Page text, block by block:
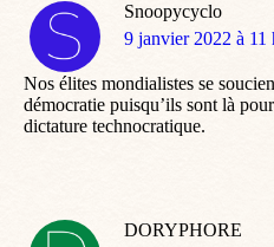
Snoopycyclo
dit
9 janvier 2022 à 11
Nos élites mondialistes se
démocratie puisqu’ils sont là
dictature technocratique.
DORYPHORE